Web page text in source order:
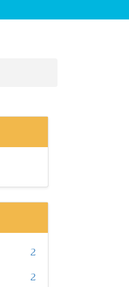
2
2